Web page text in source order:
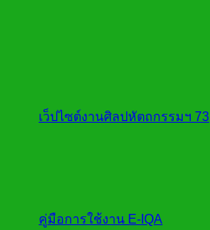
เว็ปไซต์งานศิลปหัตถกรรมฯ 73
คู่มือการใช้งาน E-IQA